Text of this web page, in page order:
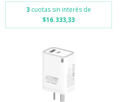
3 cuotas sin interés de
$16.333,33